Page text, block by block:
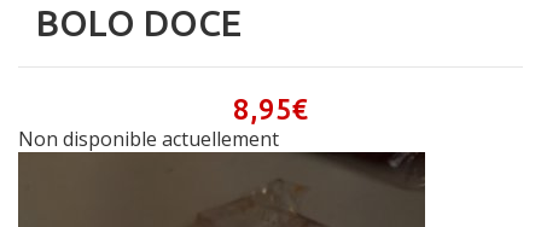
BOLO DOCE
8,95€
Non disponible actuellement